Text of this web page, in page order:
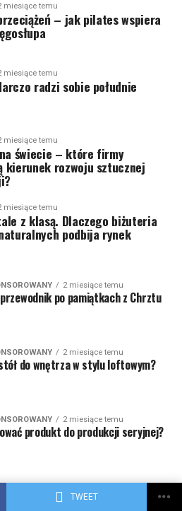
TWEET
miesiące temu
– jak pilates wspiera
miesiące temu
radzi sobie południe
miesiące temu
świecie – które firmy
kierunek rozwoju sztucznej
miesiące temu
z klasą. Dlaczego biżuteria
podbija rynek
2 miesiące temu
po pamiątkach z Chrztu
2 miesiące temu
do wnętrza w stylu loftowym?
2 miesiące temu
produkt do produkcji seryjnej?
może zastąpić karnet do klubu